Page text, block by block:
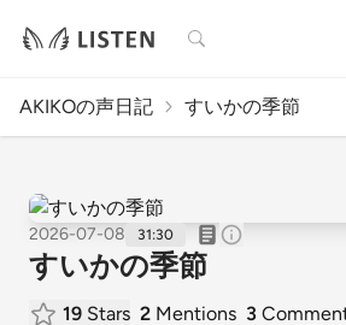
検索
AKIKOの声日記 すいかの季節
2026-07-08 31:30
すいかの季節
19 Stars 2 Mentions 3